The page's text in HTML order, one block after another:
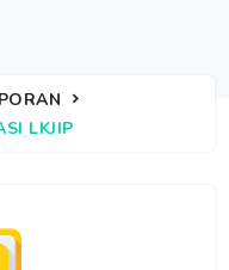
LKJIP